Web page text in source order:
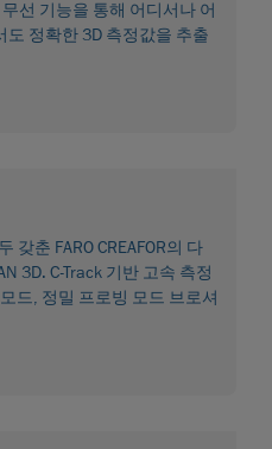
선 기능을 통해 어디서나 어
정확한 3D 측정값을 추출
춘 FARO CREAFOR의 다
3D. C-Track 기반 고속 측정
정밀 프로빙 모드 브로셔